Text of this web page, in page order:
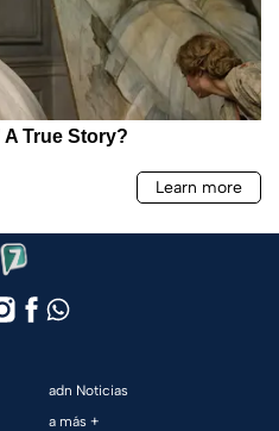
adn Noticias
a más +